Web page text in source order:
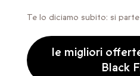
Te lo diciamo subito: si
le migliori
Black